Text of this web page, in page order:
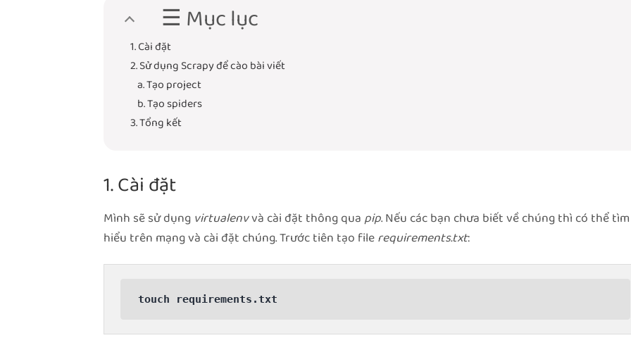
☰ Mục lục
1. Cài đặt
2. Sử dụng Scrapy để cào bài viết
a. Tạo project
b. Tạo spiders
3. Tổng kết
1. Cài đặt
Mình sẽ sử dụng virtualenvvà cài đặt thông quapip. Nếu các bạn chưa biết về chúng thì có thể tìm
hiểu trên mạng và cài đặt chúng. Trước tiên tạo filerequirements.txt: